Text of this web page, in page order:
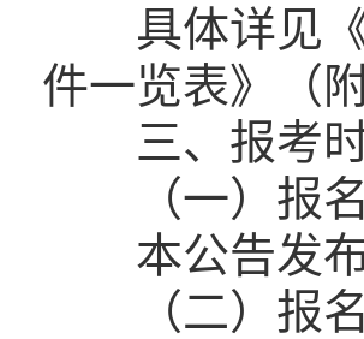
具体详见《
件一览表》（
三、报考时
（一）报名
本公告发布
（二）报名